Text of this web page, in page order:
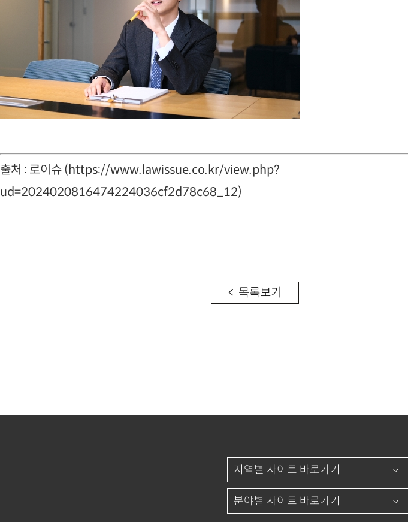
출처 : 로이슈 (https://www.lawissue.co.kr/view.php?
ud=2024020816474224036cf2d78c68_12)
< 목록보기